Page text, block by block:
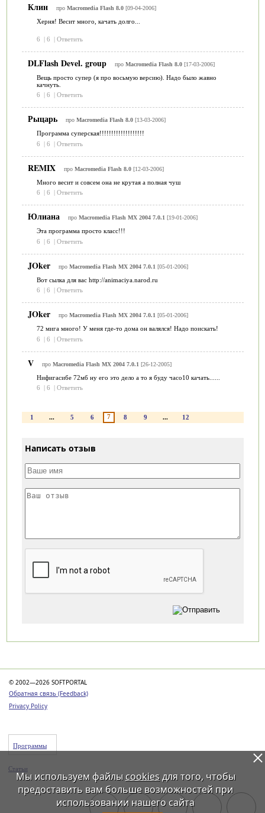
Клин про Macromedia Flash 8.0[09-04-2006]
Херня! Весит много, качать долго...
6 | 6 | Ответить
DLFlash Devel. group про Macromedia Flash 8.0[17-03-2006]
Вещь просто супер (я про восьмую версию). Надо было жавно
качнуть.
6
| 6 | Ответить
Рыцарь про Macromedia Flash 8.0[13-03-2006]
Программа суперская!!!!!!!!!!!!!!!!!!!
6
| 6 | Ответить
REMIX про Macromedia Flash 8.0[12-03-2006]
Много весит и совсем она не крутая а полная чуш
6
| 6 | Ответить
Юлиана про Macromedia Flash MX 2004 7.0.1 [19-01-2006]
Эта программа просто класс!!!
6
| 6 | Ответить
JOker про Macromedia Flash MX 2004 7.0.1 [05-01-2006]
Вот сылка для вас http://animaciya.narod.ru
6
| 6 | Ответить
JOker про Macromedia Flash MX 2004 7.0.1 [05-01-2006]
72 мига много! У меня где-то дома он валялся! Надо поискать!
6
| 6 | Ответить
V про Macromedia Flash MX 2004 7.0.1 [26-12-2005]
Нифигасибе 72мб ну его это дело а то я буду часо10 качать......
6
| 6 | Ответить
1 ... 5 6 7 8 9 ... 12
Написать отзыв
© 2002—2026 SOFTPORTAL
Обратная связь (Feedback)
Privacy Policy
Программы
Статьи
Мы используем файлы cookiesдля того, чтобы
предоставить вам больше возможностей при
использовании нашего сайта